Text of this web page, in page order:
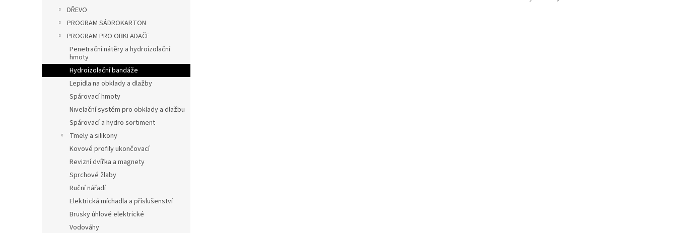
DŘEVO
PROGRAM SÁDROKARTON
PROGRAM PRO OBKLADAČE
Penetrační nátěry a hydroizolační
hmoty
Hydroizolační bandáže
Lepidla na obklady a dlažby
Spárovací hmoty
Nivelační systém pro obklady a dlažbu
Spárovací a hydro sortiment
Tmely a silikony
Kovové profily ukončovací
Revizní dvířka a magnety
Sprchové žlaby
Ruční nářadí
Elektrická míchadla a příslušenství
Brusky úhlové elektrické
Vodováhy